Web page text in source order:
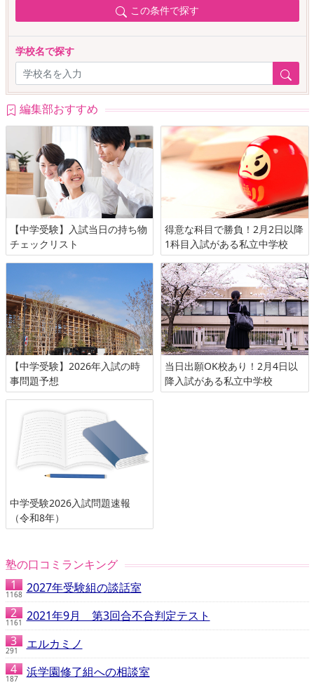
この条件で探す
学校名で探す
編集部おすすめ
【中学受験】入試当日の持ち物
チェックリスト
得意な科目で勝負！2月2日以降
1科目入試がある私立中学校
【中学受験】2026年入試の時
事問題予想
当日出願OK校あり！2月4日以
降入試がある私立中学校
中学受験2026入試問題速報
（令和8年）
塾の口コミランキング
1168 2027年受験組の談話室
1161 2021年9月 第3回合不合判定テスト
291 エルカミノ
187 浜学園修了組への相談室